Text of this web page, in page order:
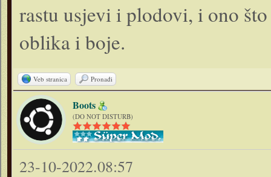
rastu usjevi i plodovi, i ono
oblika i boje.
Veb stranica Pronađi
Boots
(DO NOT DISTURB)
23-10-2022.08:57